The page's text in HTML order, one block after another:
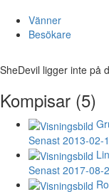
Vänner
Besökare
SheDevil ligger inte på
Kompisar (5)
Senast 2013-02-
Senast 2017-08-